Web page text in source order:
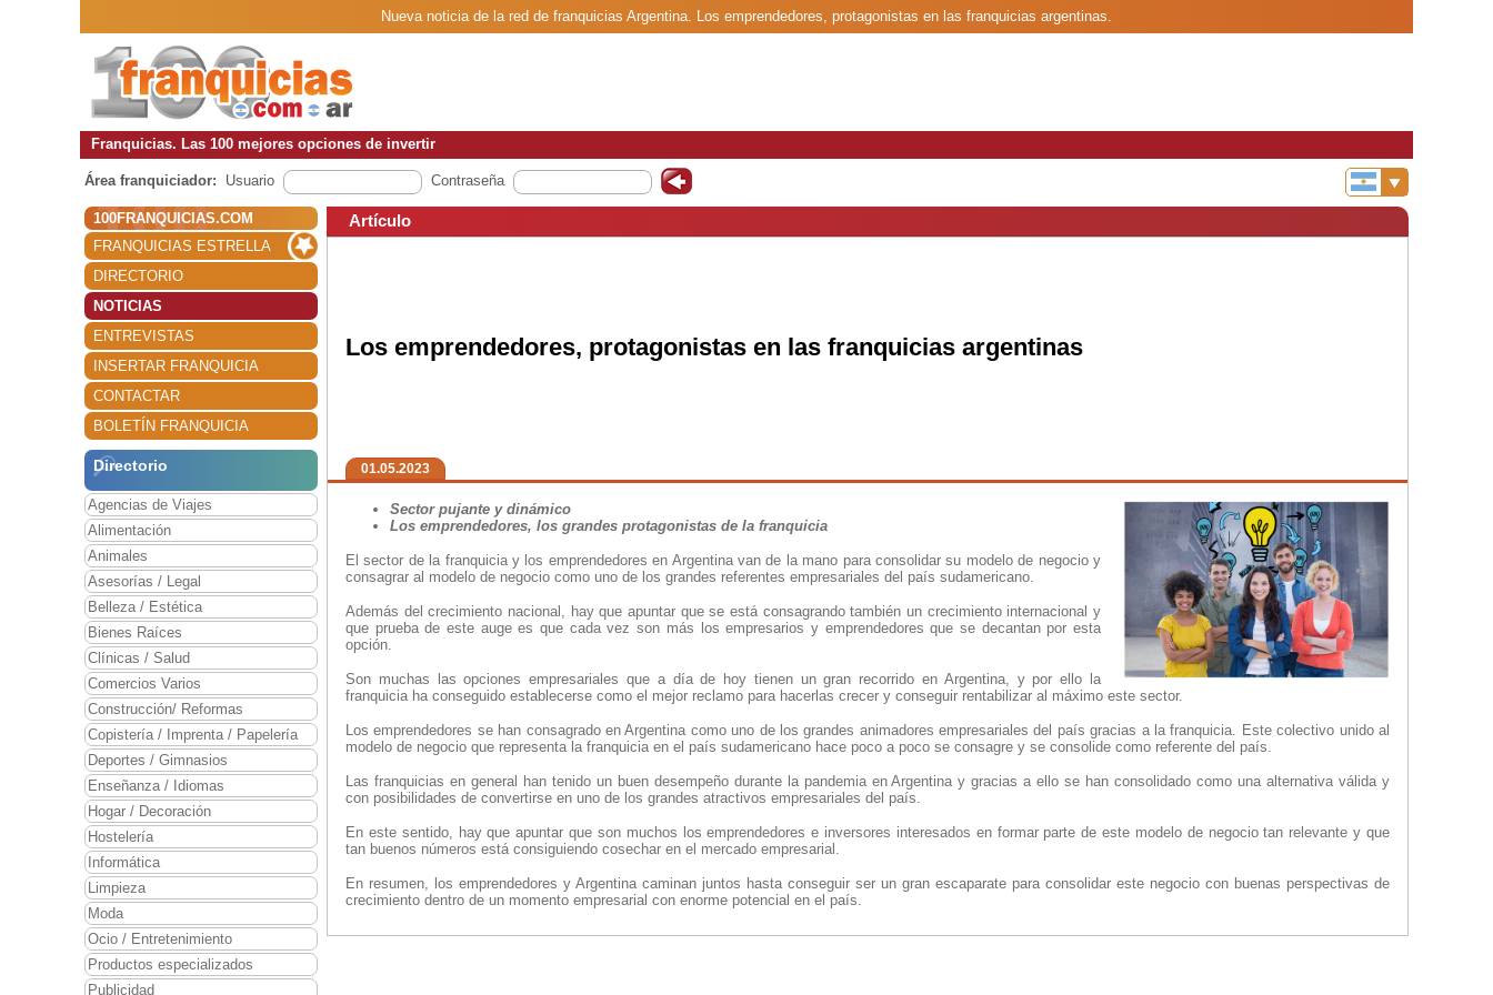
Nueva noticia de la red de franquicias Argentina. Los emprendedores, protagonistas en las franquicias argentinas.
Franquicias. Las 100 mejores opciones de invertir
Área franquiciador: Usuario Contraseña
100FRANQUICIAS.COM
FRANQUICIAS ESTRELLA
DIRECTORIO
NOTICIAS
ENTREVISTAS
INSERTAR FRANQUICIA
CONTACTAR
BOLETÍN FRANQUICIA
Directorio
Agencias de Viajes
Alimentación
Animales
Asesorías / Legal
Belleza / Estética
Bienes Raíces
Clínicas / Salud
Comercios Varios
Construcción/ Reformas
Copistería / Imprenta / Papelería
Deportes / Gimnasios
Enseñanza / Idiomas
Hogar / Decoración
Hostelería
Informática
Limpieza
Moda
Ocio / Entretenimiento
Productos especializados
Publicidad
Artículo
Los emprendedores, protagonistas en las franquicias argentinas
01.05.2023
Sector pujante y dinámico
Los emprendedores, los grandes protagonistas de la franquicia
El sector de la franquicia y los emprendedores en Argentina van de la mano para consolidar su modelo de negocio y
consagrar al modelo de negocio como uno de los grandes referentes empresariales del país sudamericano.
Además del crecimiento nacional, hay que apuntar que se está consagrando también un crecimiento internacional y
que prueba de este auge es que cada vez son más los empresarios y emprendedores que se decantan por esta
opción.
Son muchas las opciones empresariales que a día de hoy tienen un gran recorrido en Argentina, y por ello la
franquicia ha conseguido establecerse como el mejor reclamo para hacerlas crecer y conseguir rentabilizar al máximo este sector.
Los emprendedores se han consagrado en Argentina como uno de los grandes animadores empresariales del país gracias a la franquicia. Este colectivo unido al
modelo de negocio que representa la franquicia en el país sudamericano hace poco a poco se consagre y se consolide como referente del país.
Las franquicias en general han tenido un buen desempeño durante la pandemia en Argentina y gracias a ello se han consolidado como una alternativa válida y
con posibilidades de convertirse en uno de los grandes atractivos empresariales del país.
En este sentido, hay que apuntar que son muchos los emprendedores e inversores interesados en formar parte de este modelo de negocio tan relevante y que
tan buenos números está consiguiendo cosechar en el mercado empresarial.
En resumen, los emprendedores y Argentina caminan juntos hasta conseguir ser un gran escaparate para consolidar este negocio con buenas perspectivas de
crecimiento dentro de un momento empresarial con enorme potencial en el país.